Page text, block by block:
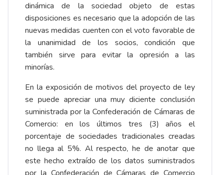
dinámica de la sociedad objeto de estas
disposiciones es necesario que la adopción de las
nuevas medidas cuenten con el voto favorable de
la unanimidad de los socios, condición que
también sirve para evitar la opresión a las
minorías.
En la exposición de motivos del proyecto de ley
se puede apreciar una muy diciente conclusión
suministrada por la Confederación de Cámaras de
Comercio: en los últimos tres (3) años el
porcentaje de sociedades tradicionales creadas
no llega al 5%. Al respecto, he de anotar que
este hecho extraído de los datos suministrados